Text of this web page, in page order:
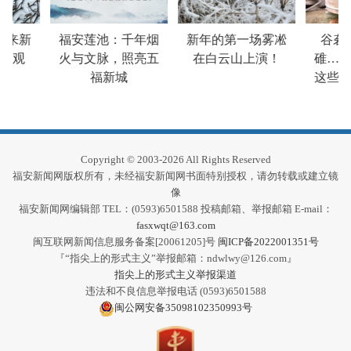
新
观
福安莲池：千年烟
火与文脉，照亮五
福新城
新年的第一场雾凇
在白云山上演！
谷砻
碓……
这些
Copyright © 2003-2026 All Rights Reserved
福安新闻网版权所有，未经福安新闻网书面特别授权，请勿转载或建立镜
像
福安新闻网编辑部 TEL：(0593)6501588 投稿邮箱、举报邮箱 E-mail：
fasxwqt@163.com
闽互联网新闻信息服务备案[20061205]号 闽ICP备2022001351号
『“指尖上的形式主义”举报邮箱：ndwlwy@126.com』
指尖上的形式主义举报渠道
违法和不良信息举报电话 (0593)6501588
闽公网安备35098102350993号